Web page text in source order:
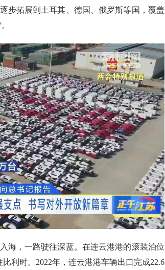
步拓展到土耳其、德国、俄罗斯等国，覆盖
，一路驶往深蓝。在连云港港的滚装泊位
利时。2022年，连云港港车辆出口完成22.6